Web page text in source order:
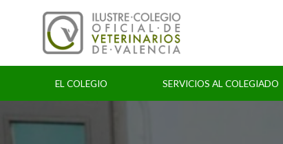
EL COLEGIO SERVICIOS AL COLEGIADO